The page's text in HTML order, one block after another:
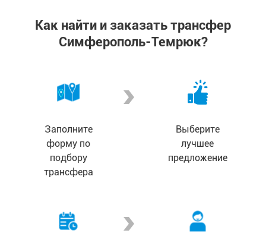
Как найти и заказать трансфер
Симферополь-Темрюк?
Заполните
форму по
подбору
трансфера
Выберите
лучшее
предложение